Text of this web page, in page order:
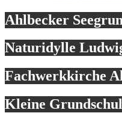
Ahlbecker
Naturidylle
Fachwerkkirche
Kleine